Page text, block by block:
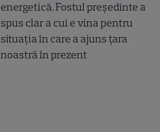
energetică. Fostul președinte a
spus clar a cui e vina pentru
situația în care a ajuns țara
noastră în prezent